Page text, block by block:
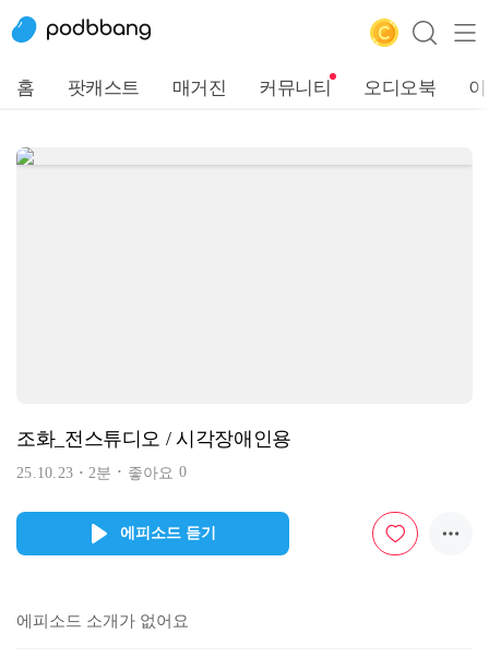
홈 팟캐스트 매거진 커뮤니티 오디오북
조화_전스튜디오 / 시각장애인용
25.10.23 2분 좋아요 0
에피소드 듣기
에피소드 소개가 없어요